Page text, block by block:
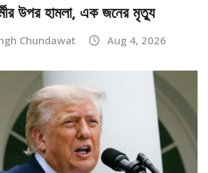
উপর হামলা, এক জনের মৃত্যু
Chundawat Aug 4, 2026